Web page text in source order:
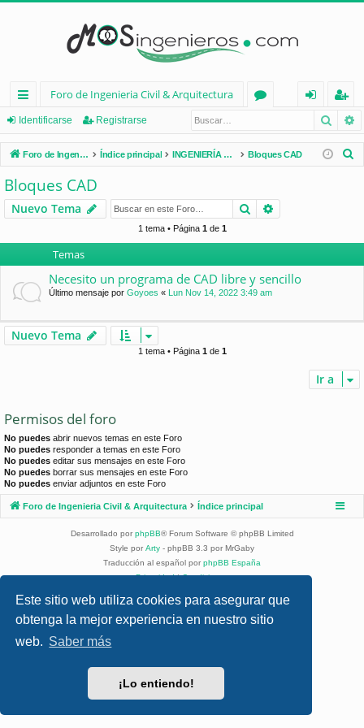
Este sitio web utiliza cookies para asegurar que
obtenga la mejor experiencia en nuestro sitio
web. Saber más
¡Lo entiendo!
nl
ac
es
rá
pi
d
os
Foro de Ingenieria Civil & Arquitectura
os
nt
ifi
e
eg
ist
ra
Identificarse Registrarse
Foro de Ingenieria Civil & Arquitectura Índice principal INGENIERÍA CIVIL (España) Bloques CAD
r
Bloques CAD
Nuevo Tema Buscar
1 tema • Página 1de 1
Temas
Necesito un programa de CAD libre y sencillo
Último mensaje por Goyoes « Lun Nov 14, 2022 3:49 am
Nuevo Tema
1 tema • Página 1de 1
Ir a
Permisos del foro
No puedes abrir nuevos temas en este Foro
No puedes responder a temas en este Foro
No puedes editar sus mensajes en este Foro
No puedes borrar sus mensajes en este Foro
No puedes enviar adjuntos en este Foro
Foro de Ingenieria Civil & Arquitectura Índice principal
Desarrollado por phpBB® Forum Software © phpBB Limited
Style por Arty - phpBB 3.3 por MrGaby
Traducción al español por phpBB España
Privacidad|Condiciones